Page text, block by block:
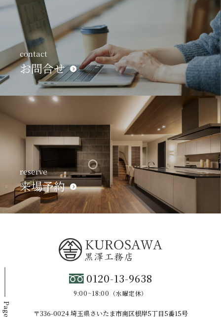
contact
お問合せ
reserve
来場予約
0120-13-9638
9:00~18:00（水曜定休）
〒336-0024 埼玉県さいたま市南区根岸5丁目5番15号